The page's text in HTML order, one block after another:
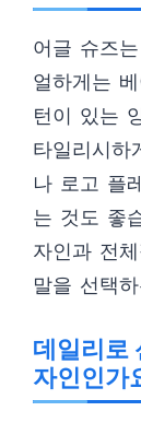
어글 슈즈
얼하게는
턴이 있는
타일리시하
나 로고 플
는 것도 좋
자인과 전
말을 선택
데일리로
자인인가